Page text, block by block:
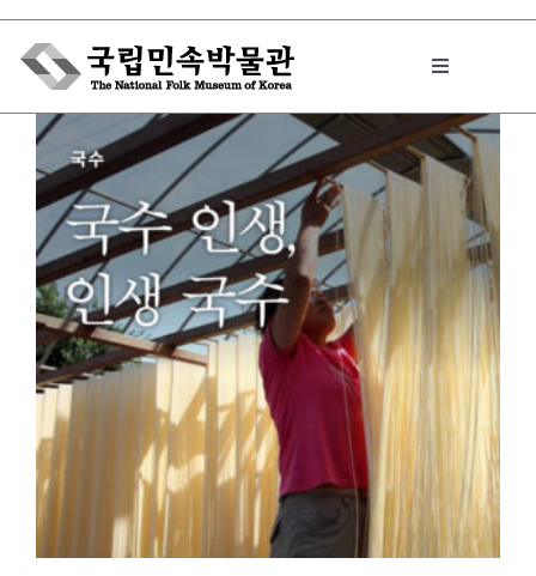
Skip
content
Toggle
박물관에서는
민속이야기
민속 인사이드
원문보기 PDF
박물관 홈페이지